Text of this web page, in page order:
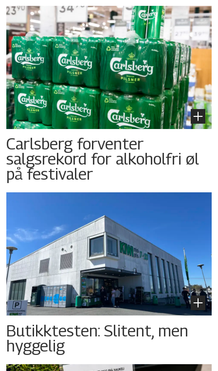
Carlsberg forventer
salgsrekord for alkoholfri øl
på festivaler
Butikktesten: Slitent, men
hyggelig